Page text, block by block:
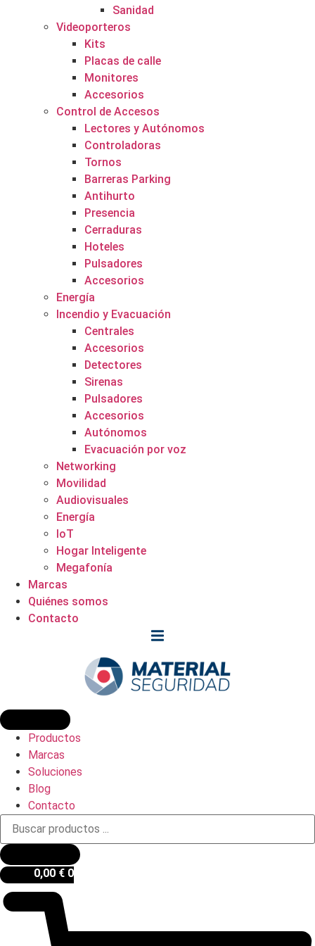
Sanidad
Videoporteros
Kits
Placas de calle
Monitores
Accesorios
Control de Accesos
Lectores y Autónomos
Controladoras
Tornos
Barreras Parking
Antihurto
Presencia
Cerraduras
Hoteles
Pulsadores
Accesorios
Energía
Incendio y Evacuación
Centrales
Accesorios
Detectores
Sirenas
Pulsadores
Accesorios
Autónomos
Evacuación por voz
Networking
Movilidad
Audiovisuales
Energía
IoT
Hogar Inteligente
Megafonía
Marcas
Quiénes somos
Contacto
Productos
Marcas
Soluciones
Blog
Contacto
Búsqueda
productos
0,00 € 0